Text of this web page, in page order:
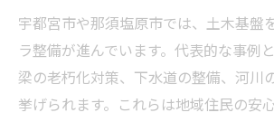
宇都宮市や那須塩原市では、土木基盤
ラ整備が進んでいます。代表的な事例
梁の老朽化対策、下水道の整備、河川
挙げられます。これらは地域住民の安